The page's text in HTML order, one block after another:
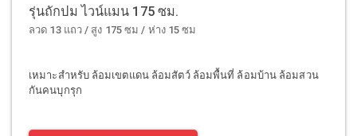
รุ่นถักปม ไวน์แมน 175 ซม.
ลวด 13 แถว / สูง 175 ซม / ห่าง 15 ซม
เหมาะสำหรับ ล้อมเขตแดน ล้อมสัตว์ ล้อมพื้นที่ ล้อมบ้าน ล้อมสวน
กันคนบุกรุก